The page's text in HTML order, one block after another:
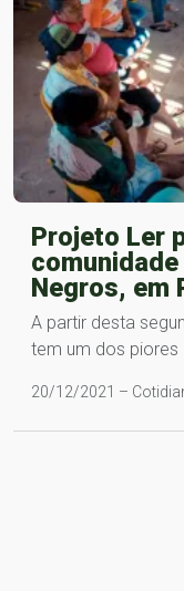
Projeto Ler
Negros, em
A partir desta
tem um dos piores
20/12/2021 –